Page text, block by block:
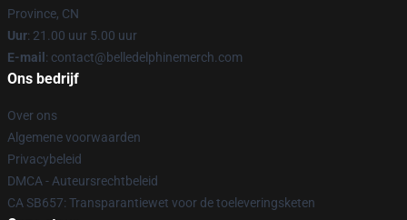
Province, CN
Uur: 21.00 uur 5.00 uur
E-mail : contact@belledelphinemerch.com
Ons bedrijf
Over ons
Algemene voorwaarden
Privacybeleid
DMCA - Auteursrechtbeleid
CA SB657: Transparantiewet voor de toeleveringsketen